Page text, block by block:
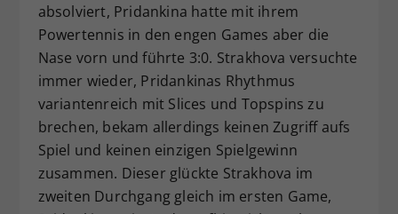
absolviert, Pridankina hatte mit ihrem
Powertennis in den engen Games aber die
Nase vorn und führte 3:0. Strakhova versuchte
immer wieder, Pridankinas Rhythmus
variantenreich mit Slices und Topspins zu
brechen, bekam allerdings keinen Zugriff aufs
Spiel und keinen einzigen Spielgewinn
zusammen. Dieser glückte Strakhova im
zweiten Durchgang gleich im ersten Game,